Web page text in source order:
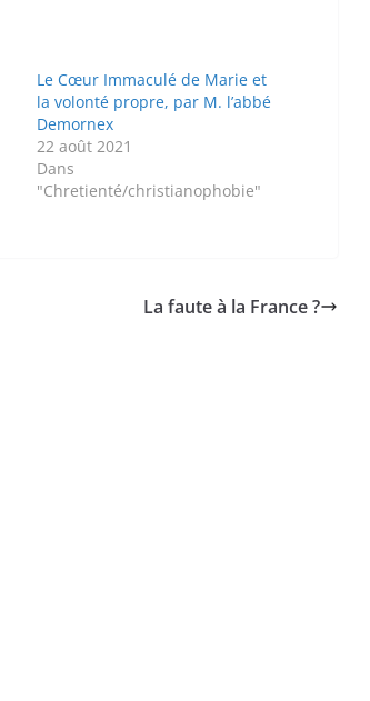
Le Cœur Immaculé de Marie et
la volonté propre, par M. l’abbé
Demornex
22 août 2021
Dans
"Chretienté/christianophobie"
La faute à la France ?